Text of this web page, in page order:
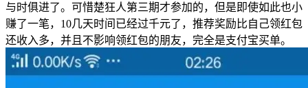
与时俱进了。可惜楚狂人第三期才参加的，但是即使如此也小
赚了一笔，10几天时间已经过千元了，推荐奖励比自己领红包
还收入多，并且不影响领红包的朋友，完全是支付宝买单。